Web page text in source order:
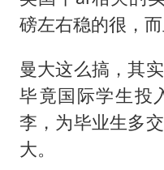
磅左右稳的很，而
曼大这么搞，其
毕竟国际学生投
李，为毕业生多
大。